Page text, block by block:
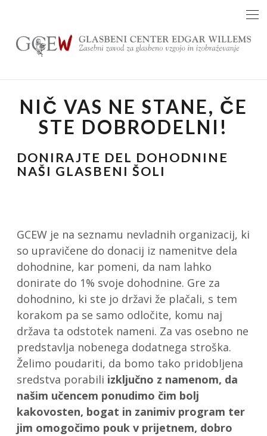
content
NIČ VAS NE STANE, ČE
STE DOBRODELNI!
DONIRAJTE DEL DOHODNINE
NAŠI GLASBENI ŠOLI
GCEW je na seznamu nevladnih organizacij, ki
so upravičene do donacij iz namenitve dela
dohodnine, kar pomeni, da nam lahko
donirate do 1% svoje dohodnine. Gre za
dohodnino, ki ste jo državi že plačali, s tem
korakom pa se samo odločite, komu naj
država ta odstotek nameni. Za vas osebno ne
predstavlja nobenega dodatnega stroška.
Želimo poudariti, da bomo tako pridobljena
sredstva porabili izključno z namenom, da
našim učencem ponudimo čim bolj
kakovosten, bogat in zanimiv program ter
jim omogočimo pouk v prijetnem, dobro